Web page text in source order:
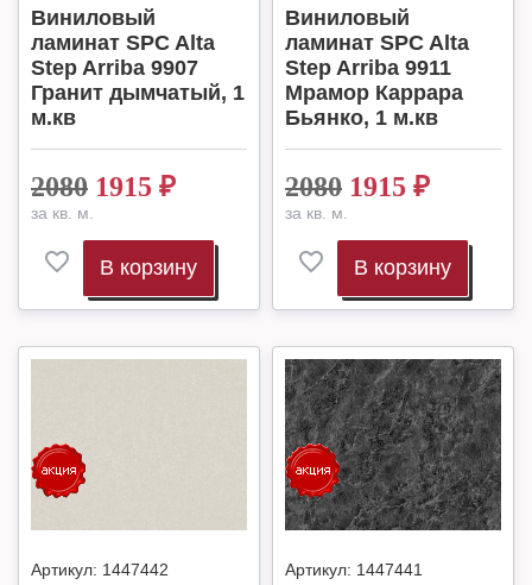
Виниловый
ламинат SPC Alta
Step Arriba 9907
Гранит дымчатый, 1
м.кв
2080 1915 ₽
за кв. м.
В корзину
Виниловый
ламинат SPC Alta
Step Arriba 9911
Мрамор Каррара
Бьянко, 1 м.кв
2080 1915 ₽
за кв. м.
В корзину
Артикул: 1447442 Артикул: 1447441